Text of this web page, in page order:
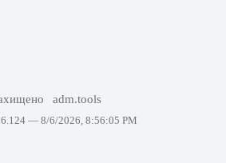
adm.tools
— 8/6/2026, 8:56:05 PM